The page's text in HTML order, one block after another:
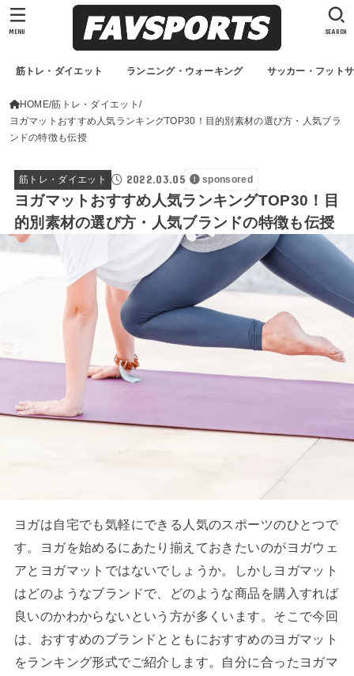
筋トレ・ダイエット ランニング・ウォーキング サッカー・フット
SEARCH
MENU
HOME 筋トレ・ダイエット
ヨガマットおすすめ人気ランキングTOP30！目的別素材の選び方・人気ブラ
ンドの特徴も伝授
筋トレ・ダイエット 2022.03.05 sponsored
ヨガマットおすすめ人気ランキングTOP30！目
的別素材の選び方・人気ブランドの特徴も伝授
ヨガは自宅でも気軽にできる人気のスポーツのひとつで
す。ヨガを始めるにあたり揃えておきたいのがヨガウェ
アとヨガマットではないでしょうか。しかしヨガマット
はどのようなブランドで、どのような商品を購入すれば
良いのかわからないという方が多くいます。そこで今回
は、おすすめのブランドとともにおすすめのヨガマット
をランキング形式でご紹介します。自分に合ったヨガマ